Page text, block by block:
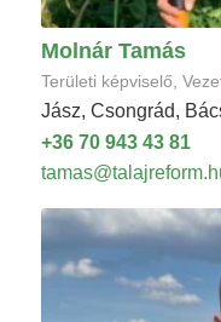
Molnár Tamás
Területi képviselő,
Jász, Csongrád,
+36 70 943 43 81